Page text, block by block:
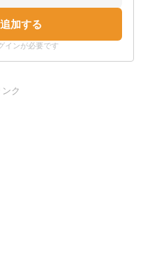
加する
インが必要です
ク